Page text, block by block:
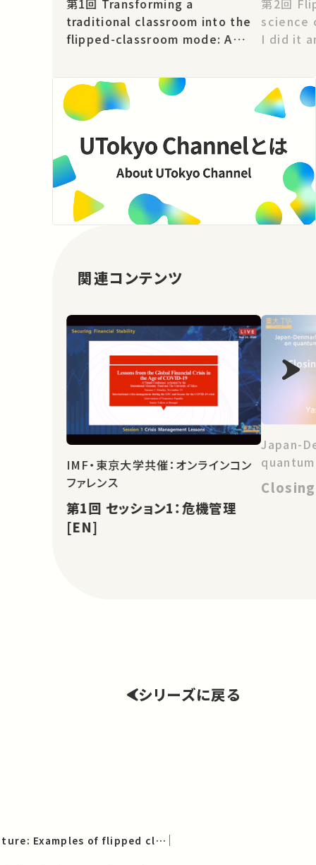
第1回 Transforming a
traditional classroom into the
flipped-classroom mode: A
第2回 Flipping a foundation
science
I did it
関連コンテンツ
IMF・東京大学共催：オンラインコン
ファレンス
第1回 セッション1：危機管理
[EN]
Japan-
シリーズに戻る
Rethinking the lecture: Examples of flipped classrooms at MIT and UTokyo